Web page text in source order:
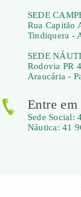
SEDE
Rua Capitão
Tindiquera -
SEDE
Rodovia PR
Araucária -
Entre
Sede Social:
Náutica: 41